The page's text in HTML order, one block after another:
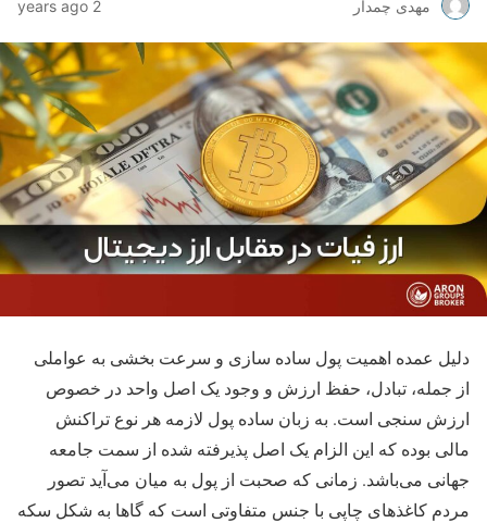
مهدی چمدار 2 years ago
دلیل عمده اهمیت پول ساده سازی و سرعت بخشی به عواملی
از جمله، تبادل، حفظ ارزش و وجود یک اصل واحد در خصوص
ارزش سنجی است. به زبان ساده پول لازمه هر نوع تراکنش
مالی بوده که این الزام یک اصل پذیرفته شده از سمت جامعه
جهانی می‌باشد. زمانی که صحبت از پول به میان می‌آید تصور
مردم کاغذهای چاپی با جنس متفاوتی است که گاها به شکل سکه